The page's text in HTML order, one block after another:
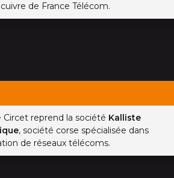
de France Télécom.
Circet reprend la société Kalliste
, société corse spécialisée dans
de réseaux télécoms.